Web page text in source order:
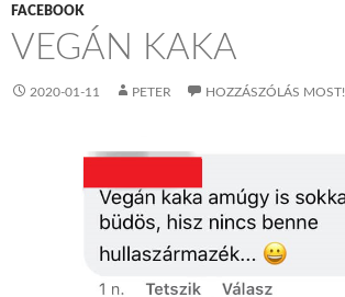
FACEBOOK
VEGÁN KAKA
2020-01-11 PETER HOZZÁSZÓLÁS MOST!